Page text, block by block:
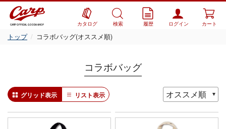
CARP OFFICIAL GOODS SHOP カタログ 検索 履歴 ログイン カート
トップ コラボバッグ(オススメ順)
コラボバッグ
グリッド表示 リスト表示